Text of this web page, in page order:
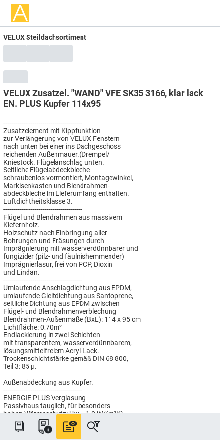
VELUX Steildachsortiment
VELUX Zusatzel. "WAND" VFE SK35 3166, klar lack
EN. PLUS Kupfer 114x95
----------------------------------------
Zusatzelement mit Kippfunktion
zur Verlängerung von VELUX Fenstern
nach unten bei einer ins Dachgeschoss
reichenden Außenmauer.(Drempel/
Kniestock. Flügelanschlag unten.
Seitliche Flügelabdeckbleche
schraubenlos vormontiert, Montagewinkel,
Markisenkasten und Blendrahmen-
abdeckbleche im Lieferumfang enthalten.
Luftdichtheitsklasse 3.
----------------------------------------
Flügel und Blendrahmen aus massivem
Kiefernholz.
Holzschutz nach Einbringung aller
Bohrungen und Fräsungen durch
Imprägnierung mit wasserverdünnbarer und
fungizider (pilz- und fäulnishemmender)
Imprägnierlasur, frei von PCP, Dioxin
und Lindan.
----------------------------------------
Umlaufende Anschlagdichtung aus EPDM,
umlaufende Gleitdichtung aus Santoprene,
seitliche Dichtung aus EPDM zwischen
Flügel- und Blendrahmenverblechung
Blendrahmen-Außenmaße (BxL): 114 x 95 cm
Lichtfläche: 0,70m²
Endlackierung in zwei Schichten
mit transparentem, wasserverdünnbarem,
lösungsmittelfreiem Acryl-Lack.
Trockenschichtstärke gemäß DIN 68 800,
Teil 3: 85 µ.
Außenabdeckung aus Kupfer.
----------------------------------------
ENERGIE PLUS Verglasung
Passivhaus tauglich, für besonders
hohen Wärmeschutz: Uw = 1,0 W/(m²K),
Gesamtenergiedurchlasswert g = 0,44.
Erhöhter Schallschutz: